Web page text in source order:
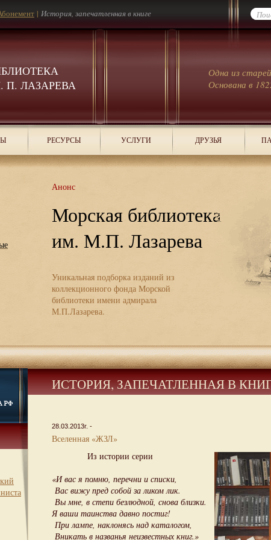
ЛАЗАРЕВА
Одна из
Основана в
| История, запечатленная в книге
РЕСУРСЫ УСЛУГИ ДРУЗЬЯ
Анонс
Морская библиотека
им. М.П. Лазарева
Уникальная подборка изданий из
коллекционного фонда Морской
библиотеки имени адмирала
М.П.Лазарева.
ИСТОРИЯ, ЗАПЕЧАТЛЕННАЯ В
28.03.2013г. -
Вселенная «ЖЗЛ»
Из истории серии
«И вас я помню, перечни и списки,
Вас вижу пред собой за ликом лик.
Вы мне, в степи безлюдной, снова близки.
Я ваши таинства давно постиг!
При лампе, наклонясь над каталогом,
Вникать в названья неизвестных книг.»